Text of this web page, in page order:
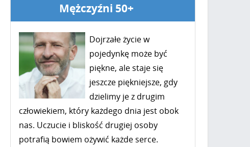
Mężczyźni 50+
Dojrzałe życie w
pojedynkę może być
piękne, ale staje się
jeszcze piękniejsze, gdy
dzielimy je z drugim
człowiekiem, który każdego dnia jest obok
nas. Uczucie i bliskość drugiej osoby
potrafią bowiem ożywić każde serce.